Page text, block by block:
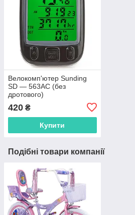
Велокомп'ютер Sunding
SD — 563AC (без
дротового)
420 ₴
Купити
Подібні товари компанії